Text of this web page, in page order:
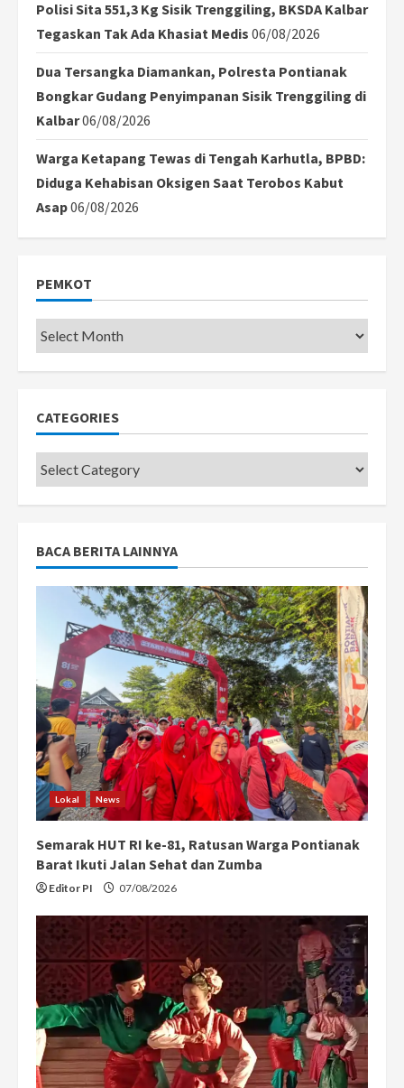
Polisi Sita 551,3 Kg Sisik Trenggiling, BKSDA Kalbar
Tegaskan Tak Ada Khasiat Medis 06/08/2026
Dua Tersangka Diamankan, Polresta Pontianak
Bongkar Gudang Penyimpanan Sisik Trenggiling di
Kalbar06/08/2026
Warga Ketapang Tewas di Tengah Karhutla, BPBD:
Diduga Kehabisan Oksigen Saat Terobos Kabut
Asap06/08/2026
PEMKOT
Pemkot
CATEGORIES
Categories
BACA BERITA LAINNYA
Lokal News
Semarak HUT RI ke-81, Ratusan Warga Pontianak
Barat Ikuti Jalan Sehat dan Zumba
Editor PI 07/08/2026